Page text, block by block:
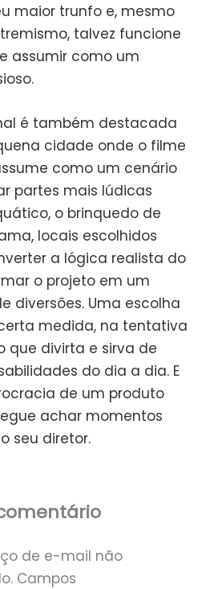
maior trunfo e, mesmo
talvez funcione
assumir como um
é também destacada
cidade onde o filme
como um cenário
partes mais lúdicas
o brinquedo de
locais escolhidos
a lógica realista do
o projeto em um
diversões. Uma escolha
medida, na tentativa
que divirta e sirva de
do dia a dia. E
de um produto
achar momentos
seu diretor.
de e-mail não
Campos